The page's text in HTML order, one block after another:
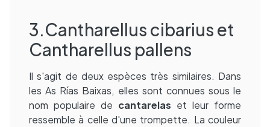
3.Cantharellus cibarius et
Cantharellus pallens
Il s'agit de deux espèces très similaires. Dans
les As Rías Baixas, elles sont connues sous le
nom populaire de cantarelas et leur forme
ressemble à celle d'une trompette. La couleur